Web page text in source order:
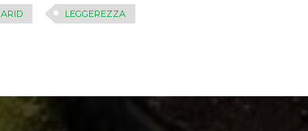
ARID LEGGEREZZA